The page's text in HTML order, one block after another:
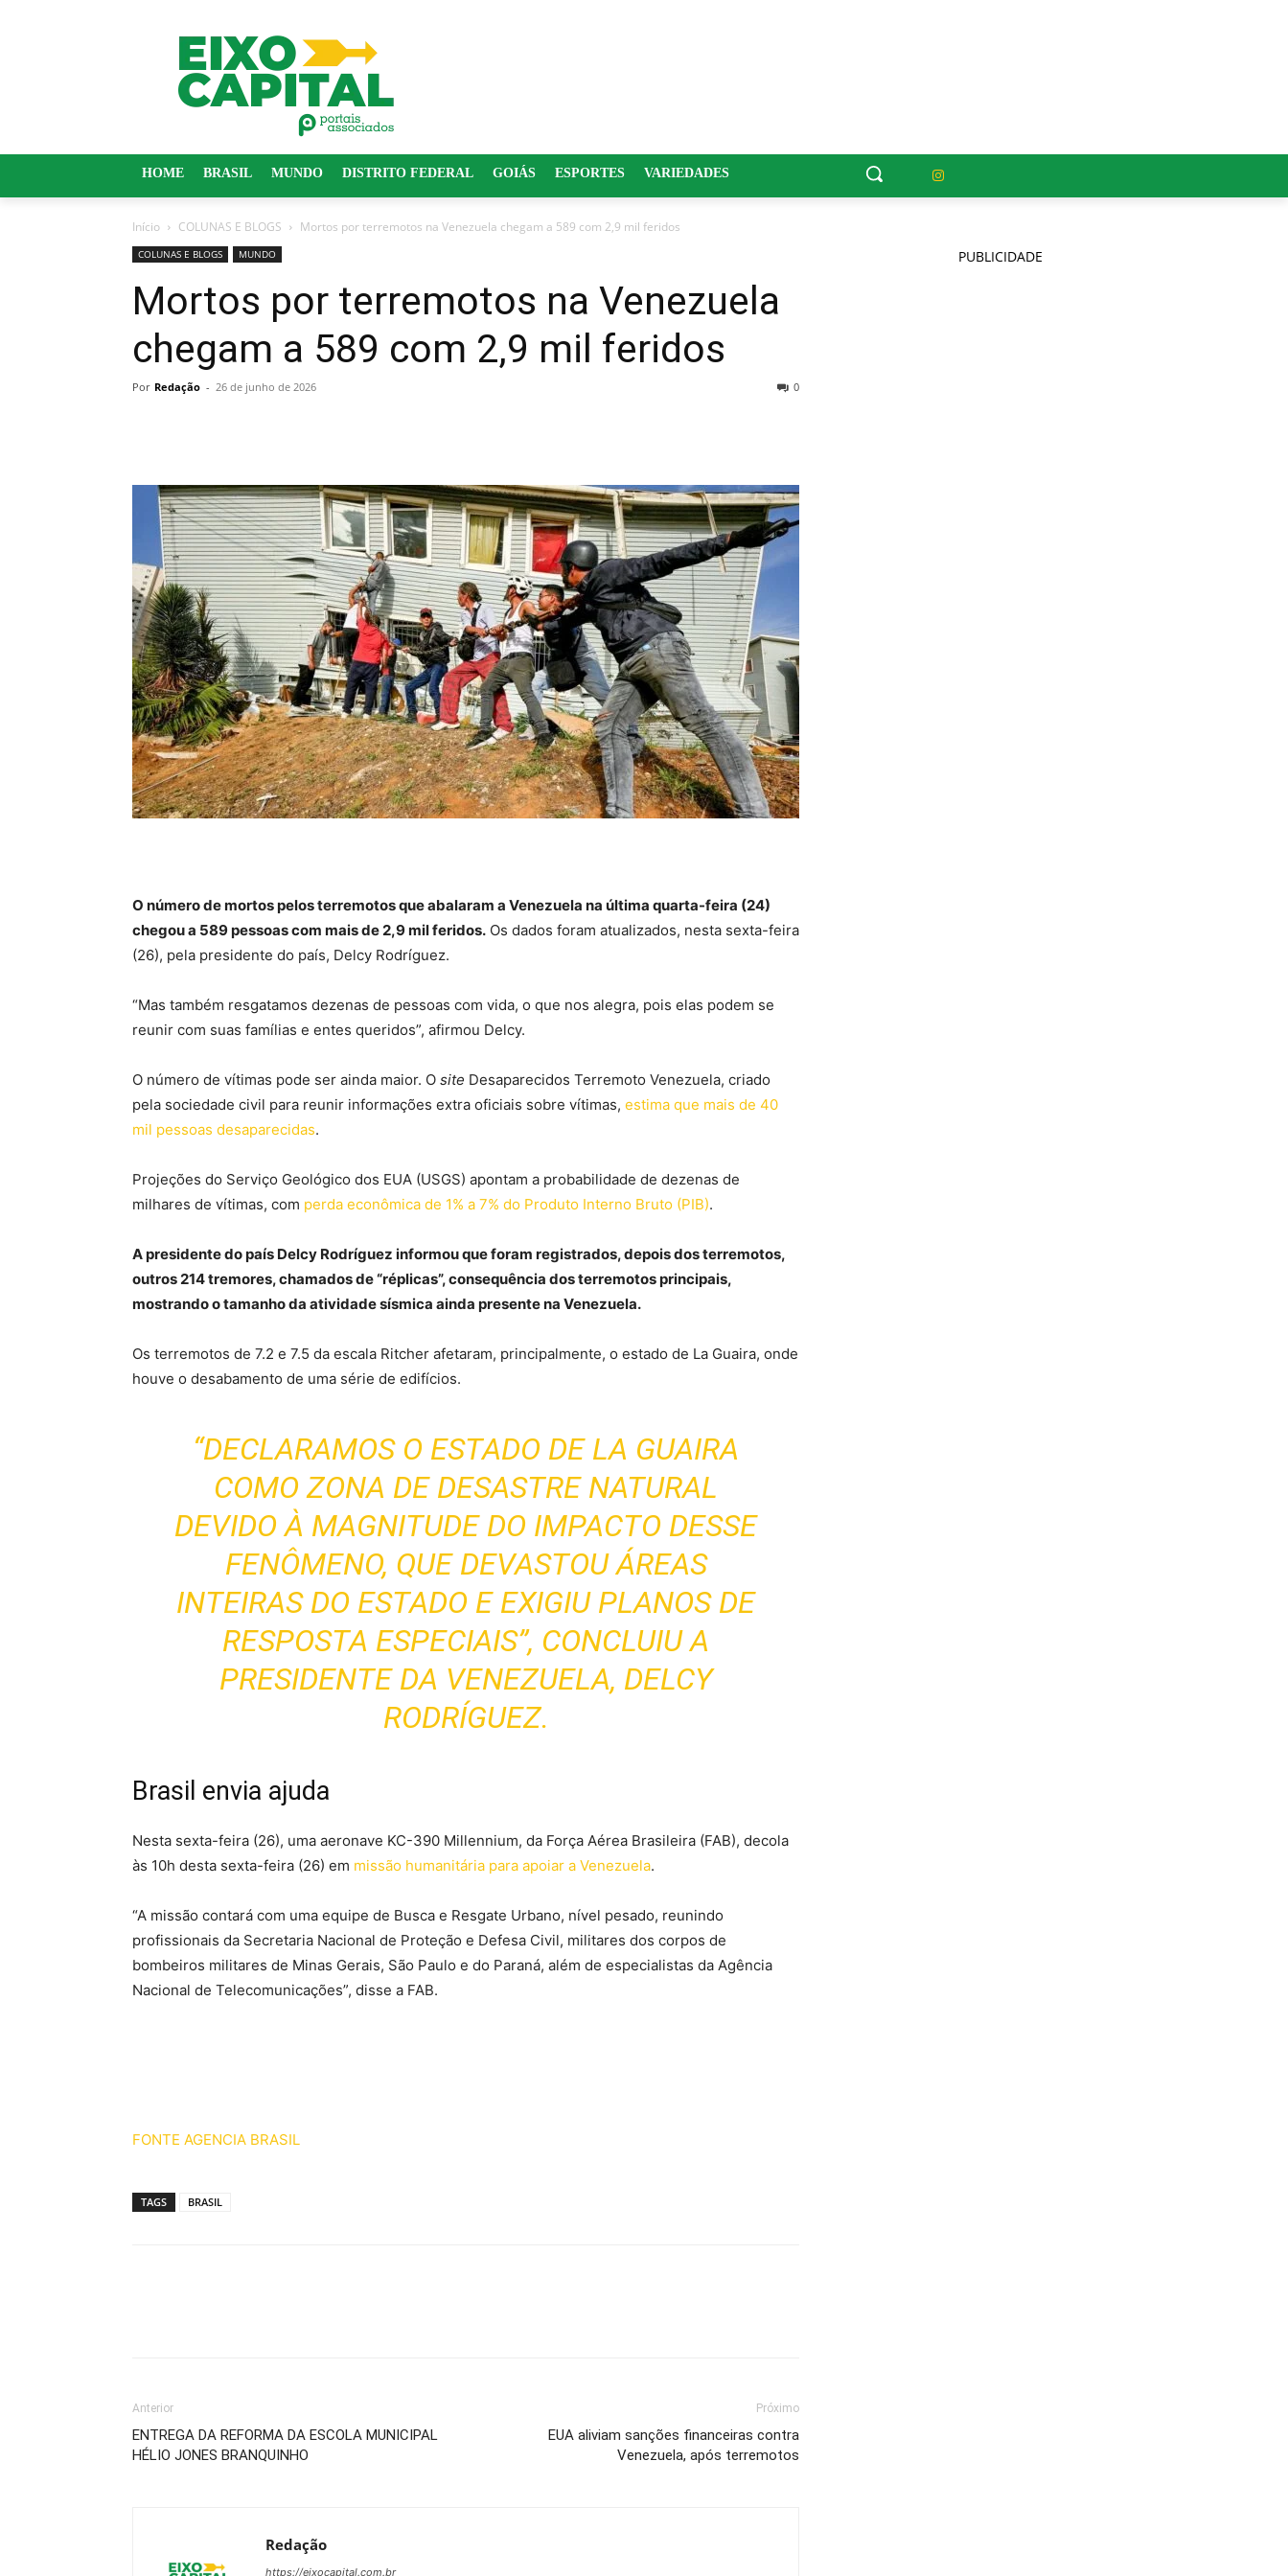
HOME BRASIL MUNDO DISTRITO FEDERAL GOIÁS ESPORTES VARIEDADES
Início COLUNAS E BLOGS Mortos por terremotos na Venezuela chegam a 589 com 2,9 mil feridos
COLUNAS E BLOGS MUNDO
Mortos por terremotos na Venezuela
chegam a 589 com 2,9 mil feridos
Por Redação - 26 de junho de 2026 0
O número de mortos pelos terremotos que abalaram a Venezuela na última quarta-feira (24)
chegou a 589 pessoas com mais de 2,9 mil feridos. Os dados foram atualizados, nesta sexta-feira
(26), pela presidente do país, Delcy Rodríguez.
“Mas também resgatamos dezenas de pessoas com vida, o que nos alegra, pois elas podem se
reunir com suas famílias e entes queridos”, afirmou Delcy.
O número de vítimas pode ser ainda maior. O site Desaparecidos Terremoto Venezuela, criado
pela sociedade civil para reunir informações extra oficiais sobre vítimas, estima que mais de 40
mil pessoas desaparecidas.
Projeções do Serviço Geológico dos EUA (USGS) apontam a probabilidade de dezenas de
milhares de vítimas, com perda econômica de 1% a 7% do Produto Interno Bruto (PIB).
A presidente do país Delcy Rodríguez informou que foram registrados, depois dos terremotos,
outros 214 tremores, chamados de “réplicas”, consequência dos terremotos principais,
mostrando o tamanho da atividade sísmica ainda presente na Venezuela.
Os terremotos de 7.2 e 7.5 da escala Ritcher afetaram, principalmente, o estado de La Guaira, onde
houve o desabamento de uma série de edifícios.
“DECLARAMOS O ESTADO DE LA GUAIRA
COMO ZONA DE DESASTRE NATURAL
DEVIDO À MAGNITUDE DO IMPACTO DESSE
FENÔMENO, QUE DEVASTOU ÁREAS
INTEIRAS DO ESTADO E EXIGIU PLANOS DE
RESPOSTA ESPECIAIS”, CONCLUIU A
PRESIDENTE DA VENEZUELA, DELCY
RODRÍGUEZ.
Brasil envia ajuda
Nesta sexta-feira (26), uma aeronave KC-390 Millennium, da Força Aérea Brasileira (FAB), decola
às 10h desta sexta-feira (26) em missão humanitária para apoiar a Venezuela.
“A missão contará com uma equipe de Busca e Resgate Urbano, nível pesado, reunindo
profissionais da Secretaria Nacional de Proteção e Defesa Civil, militares dos corpos de
bombeiros militares de Minas Gerais, São Paulo e do Paraná, além de especialistas da Agência
Nacional de Telecomunicações”, disse a FAB.
FONTE AGENCIA BRASIL
TAGS BRASIL
Anterior
ENTREGA DA REFORMA DA ESCOLA MUNICIPAL
HÉLIO JONES BRANQUINHO
Próximo
EUA aliviam sanções financeiras contra
Venezuela, após terremotos
Redação
https://eixocapital.com.br
PUBLICIDADE